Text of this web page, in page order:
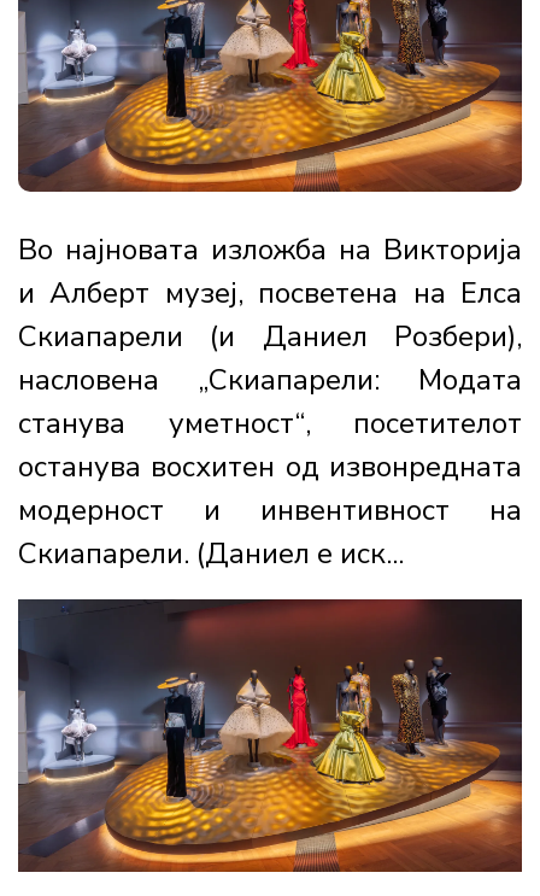
Во најновата изложба на Викторија
и Алберт музеј, посветена на Елса
Скиапарели (и Даниел Розбери),
насловена „Скиапарели: Модата
станува уметност“, посетителот
останува восхитен од извонредната
модерност и инвентивност на
Скиапарели. (Даниел е иск...